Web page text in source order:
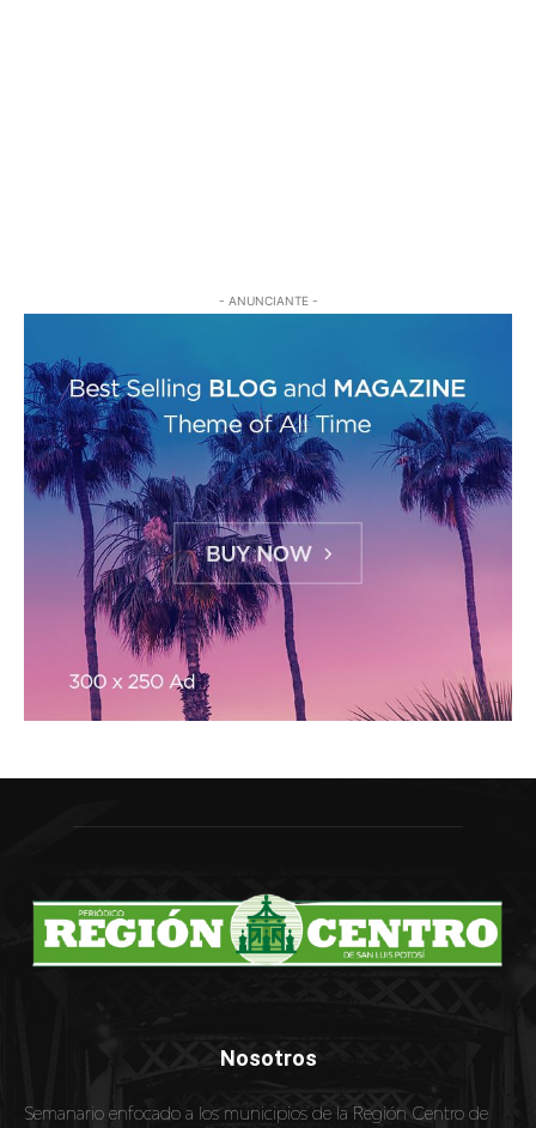
- ANUNCIANTE -
Nosotros
Semanario enfocado a los municipios de la Región Centro de